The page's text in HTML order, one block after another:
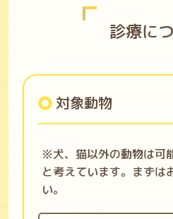
診療に
対象動物
※犬、猫以外の動物は可
と考えています。まずは
い。